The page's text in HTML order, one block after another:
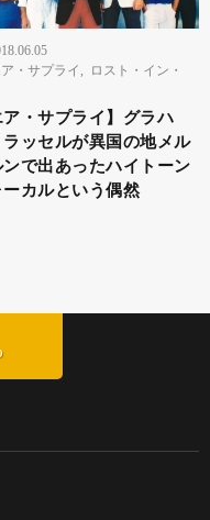
ア・サプライ
ロスト・イン・
ア・サプライ】グラハ
ラッセルが異国の地メル
で出あったハイトーン
ーカルという偶然